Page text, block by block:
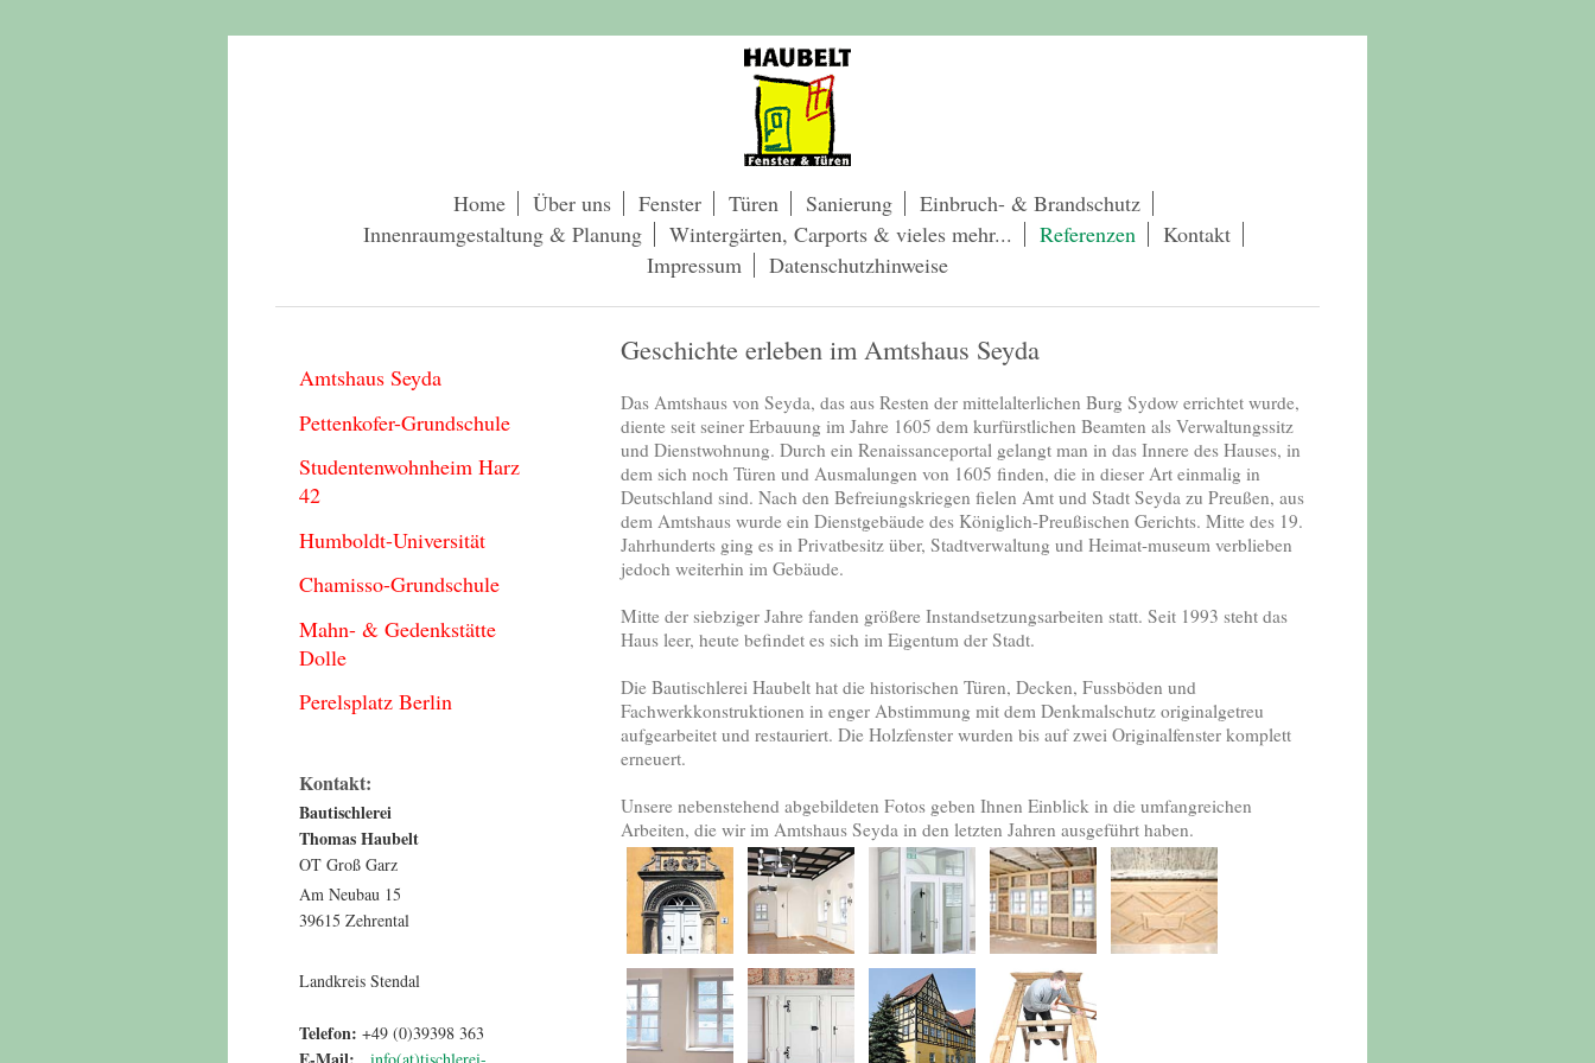
Home Über uns Fenster Türen Sanierung
Einbruch- & Brandschutz
Innenraumgestaltung & Planung
Wintergärten, Carports & vieles mehr... Referenzen
Kontakt
Impressum
Datenschutzhinweise
Geschichte erleben im Amtshaus Seyda
Das Amtshaus von Seyda, das aus Resten der mittelalterlichen Burg Sydow errichtet wurde,
diente seit seiner Erbauung im Jahre 1605 dem kurfürstlichen Beamten als Verwaltungssitz
und Dienstwohnung. Durch ein Renaissanceportal gelangt man in das Innere des Hauses, in
dem sich noch Türen und Ausmalungen von 1605 finden, die in dieser Art einmalig in
Deutschland sind. Nach den Befreiungskriegen fielen Amt und Stadt Seyda zu Preußen, aus
dem Amtshaus wurde ein Dienstgebäude des Königlich-Preußischen Gerichts. Mitte des 19.
Jahrhunderts ging es in Privatbesitz über, Stadtverwaltung und Heimat-museum verblieben
jedoch weiterhin im Gebäude.
Mitte der siebziger Jahre fanden größere Instandsetzungsarbeiten statt. Seit 1993 steht das
Haus leer, heute befindet es sich im Eigentum der Stadt.
Die Bautischlerei Haubelt hat die historischen Türen, Decken, Fussböden und
Fachwerkkonstruktionen in enger Abstimmung mit dem Denkmalschutz originalgetreu
aufgearbeitet und restauriert. Die Holzfenster wurden bis auf zwei Originalfenster komplett
erneuert.
Unsere nebenstehend abgebildeten Fotos geben Ihnen Einblick in die umfangreichen
Arbeiten, die wir im Amtshaus Seyda in den letzten Jahren ausgeführt haben.
Amtshaus Seyda
Pettenkofer-Grundschule
Studentenwohnheim Harz
42
Humboldt-Universität
Chamisso-Grundschule
Mahn- & Gedenkstätte
Dolle
Perelsplatz Berlin
Kontakt:
Bautischlerei
Thomas Haubelt
OT Groß Garz
Am Neubau 15
39615 Zehrental
Landkreis Stendal
Telefon: +49 (0)39398 363